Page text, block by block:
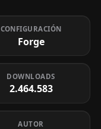
CONFIGURACIÓN
Forge
DOWNLOADS
2.464.583
AUTOR